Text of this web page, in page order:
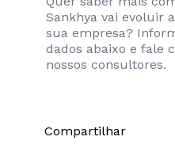
Sankhya vai evoluir
sua empresa?
dados abaixo e fale
nossos consultores.
Compartilhar